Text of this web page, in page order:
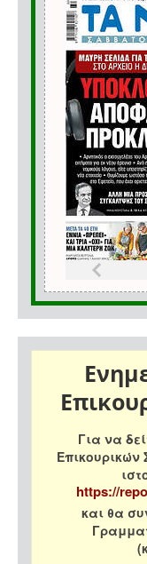
Για να
Επικουρικών
https://
και θα